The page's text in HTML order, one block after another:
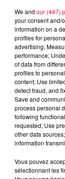
Flash infos
Crédit :Flash
podcasts/
We and our (447)
your consent and/
information on a
profiles for
advertising;
performance;
of data from
profiles to
content; Use
detect fraud, and
Save and
process personal
following
requested; Use
other data
information
Vous pouvez
sélectionnant les